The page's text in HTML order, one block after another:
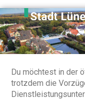
Du möchtest in der
trotzdem die